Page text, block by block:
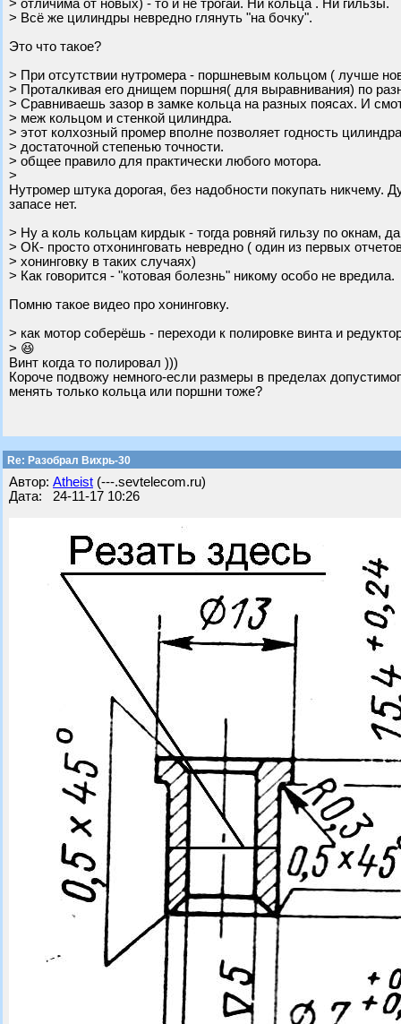
> отличима от новых) - то и не трогай. Ни кольца . Ни гильзы.
> Всё же цилиндры невредно глянуть "на бочку".
Это что такое?
> При отсутствии нутромера - поршневым кольцом ( лучше
> Проталкивая его днищем поршня( для выравнивания) по
> Сравниваешь зазор в замке кольца на разных поясах. И
> меж кольцом и стенкой цилиндра.
> этот колхозный промер вполне позволяет годность
> достаточной степенью точности.
> общее правило для практически любого мотора.
>
Нутромер штука дорогая, без надобности покупать
запасе нет.
> Ну а коль кольцам кирдык - тогда ровняй гильзу по окнам,
> ОК- просто отхонинговать невредно ( один из первых
> хонинговку в таких случаях)
> Как говорится - "котовая болезнь" никому особо не вредила.
Помню такое видео про хонинговку.
> как мотор соберёшь - переходи к полировке винта и
> 😆
Винт когда то полировал )))
Короче подвожу немного-если размеры в пределах
менять только кольца или поршни тоже?
Re: Разобрал Вихрь-30
Автор: Atheist (---.sevtelecom.ru)
Дата: 24-11-17 10:26